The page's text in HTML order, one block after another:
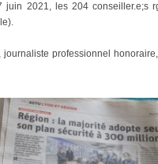
2021, les 204 conseiller.e;s
journaliste professionnel